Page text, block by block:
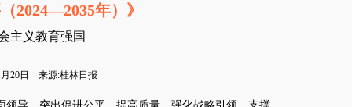
2024—2035年）》
主义教育强国
20日 来源:桂林日报